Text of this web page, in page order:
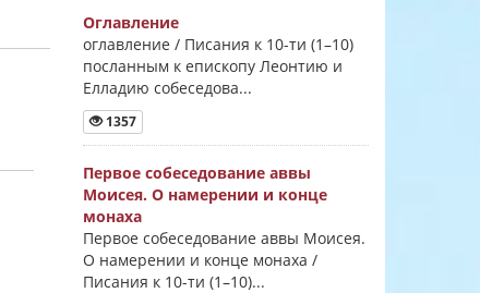
Оглавление
оглавление / Писания к 10-ти (1–10)
посланным к епископу Леонтию и
Елладию собеседова...
1357
Первое собеседование аввы
Моисея. О намерении и конце
монаха
Первое собеседование аввы Моисея.
О намерении и конце монаха /
Писания к 10-ти (1–10)...